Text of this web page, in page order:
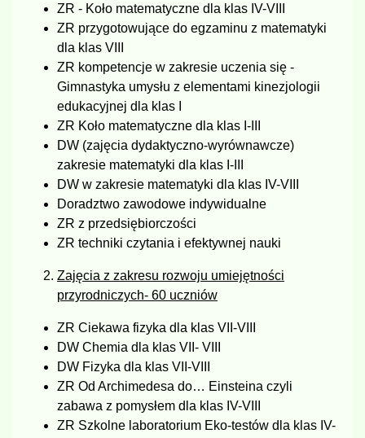
ZR - Koło matematyczne dla klas IV-VIII
ZR przygotowujące do egzaminu z matematyki
dla klas VIII
ZR kompetencje w zakresie uczenia się -
Gimnastyka umysłu z elementami kinezjologii
edukacyjnej dla klas I
ZR Koło matematyczne dla klas I-III
DW (zajęcia dydaktyczno-wyrównawcze)
zakresie matematyki dla klas I-III
DW w zakresie matematyki dla klas IV-VIII
Doradztwo zawodowe indywidualne
ZR z przedsiębiorczości
ZR techniki czytania i efektywnej nauki
Zajęcia z zakresu rozwoju umiejętności
przyrodniczych- 60 uczniów
ZR Ciekawa fizyka dla klas VII-VIII
DW Chemia dla klas VII- VIII
DW Fizyka dla klas VII-VIII
ZR Od Archimedesa do… Einsteina czyli
zabawa z pomysłem dla klas IV-VIII
ZR Szkolne laboratorium Eko-testów dla klas IV-